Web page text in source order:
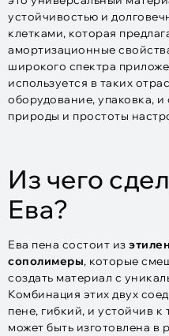
устойчивостью и
клетками, которая
амортизационные
широкого спектра
используется в таких
оборудование, упаковка, и
природы и простоты
Из чего
Ева?
Ева пена состоит из
сополимеры, которые
создать материал с
Комбинация этих двух
пене, гибкий, и устойчив
может быть изготовлена в